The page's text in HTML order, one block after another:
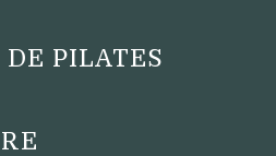
PILATES